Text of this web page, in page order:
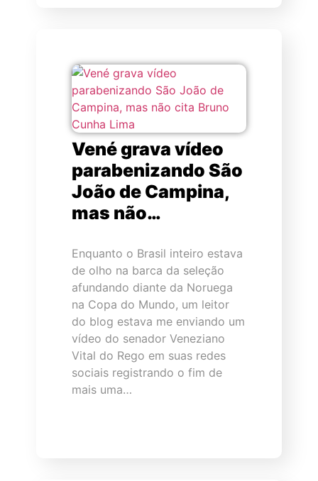
Vené grava vídeo
parabenizando São
João de Campina,
mas não…
Enquanto o Brasil inteiro estava
de olho na barca da seleção
afundando diante da Noruega
na Copa do Mundo, um leitor
do blog estava me enviando um
vídeo do senador Veneziano
Vital do Rego em suas redes
sociais registrando o fim de
mais uma…